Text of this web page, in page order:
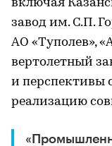
включая
завод им. С.П.
АО «Туполев»,
вертолетный
и перспективы
реализацию